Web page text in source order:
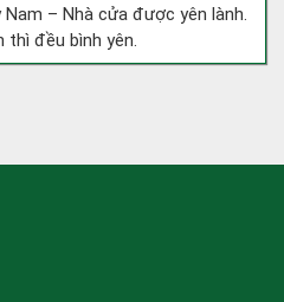
– Nhà cửa được yên lành.
thì đều bình yên.